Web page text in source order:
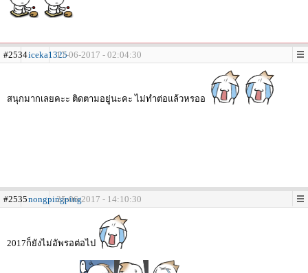
#2534iceka132517-06-2017 - 02:04:30
สนุกมากเลยคะะ ติดตามอยู่นะคะ ไม่ทำต่อแล้วหรออ
#2535nongpingping25-06-2017 - 14:10:30
2017ก็ยังไม่อัพรอต่อไป